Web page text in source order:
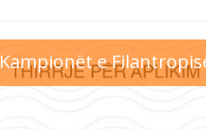
FIDES.jpg
Kampionët e